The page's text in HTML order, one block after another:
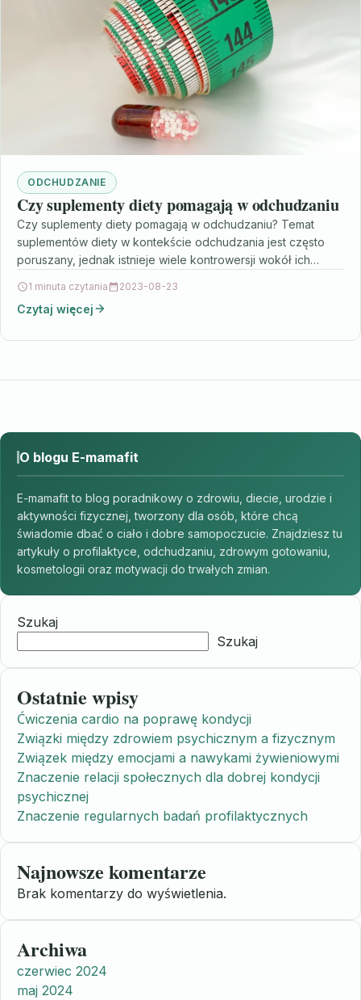
ODCHUDZANIE
Czy suplementy diety pomagają w odchudzaniu
Czy suplementy diety pomagają w odchudzaniu? Temat
suplementów diety w kontekście odchudzania jest często
poruszany, jednak istnieje wiele kontrowersji wokół ich
1 minuta czytania 2023-08-23
Czytaj więcej
O blogu E-mamafit
E-mamafit to blog poradnikowy o zdrowiu, diecie, urodzie i
aktywności fizycznej, tworzony dla osób, które chcą
świadomie dbać o ciało i dobre samopoczucie. Znajdziesz tu
artykuły o profilaktyce, odchudzaniu, zdrowym gotowaniu,
kosmetologii oraz motywacji do trwałych zmian.
Szukaj
Szukaj
Ostatnie wpisy
Ćwiczenia cardio na poprawę kondycji
Związki między zdrowiem psychicznym a fizycznym
Związek między emocjami a nawykami żywieniowymi
Znaczenie relacji społecznych dla dobrej kondycji
psychicznej
Znaczenie regularnych badań profilaktycznych
Najnowsze komentarze
Brak komentarzy do wyświetlenia.
Archiwa
czerwiec 2024
maj 2024